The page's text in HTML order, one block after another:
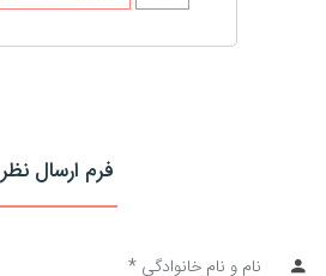
فرم ارسال نظر